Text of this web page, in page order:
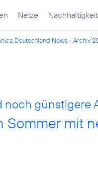
Netze Nachhaltigkeit
Deutschland News Archiv
günstigere
Sommer mit